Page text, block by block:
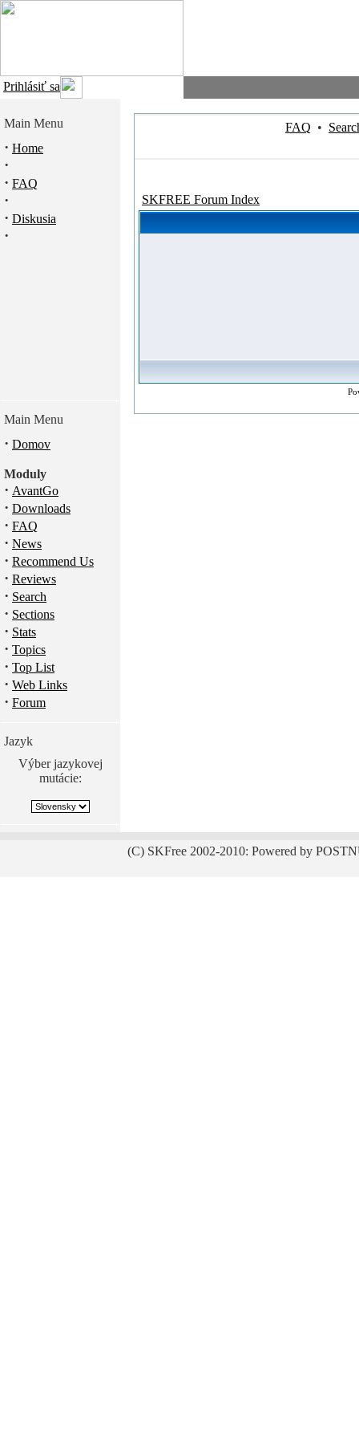
Prihlásiť sa
Main Menu
· Home
·
· FAQ
·
· Diskusia
·
Main Menu
· Domov
Moduly
· AvantGo
· Downloads
· FAQ
· News
· Recommend Us
· Reviews
· Search
· Sections
· Stats
· Topics
· Top List
· Web Links
· Forum
Jazyk
Výber jazykovej
mutácie:
FAQ •
SKFREE Forum Index
(C) SKFree 2002-2010: Powered by